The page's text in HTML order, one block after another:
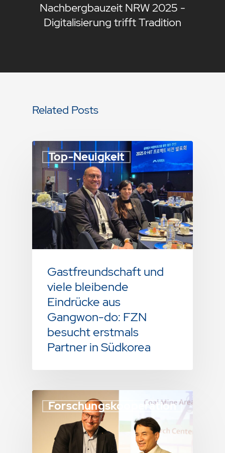
Nachbergbauzeit NRW 2025 -
Digitalisierung trifft Tradition
Related Posts
Top-Neuigkeit
Gastfreundschaft und
viele bleibende
Eindrücke aus
Gangwon-do: FZN
besucht erstmals
Partner in Südkorea
Forschungskooperation